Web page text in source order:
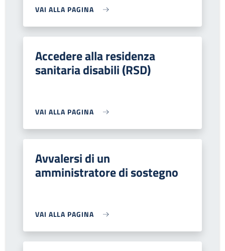
VAI ALLA PAGINA
Accedere alla residenza
sanitaria disabili (RSD)
VAI ALLA PAGINA
Avvalersi di un
amministratore di sostegno
VAI ALLA PAGINA